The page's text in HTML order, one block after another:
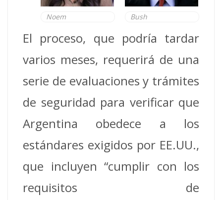
Bush
Noem
El proceso, que podría tardar
varios meses, requerirá de una
serie de evaluaciones y trámites
de seguridad para verificar que
Argentina obedece a los
estándares exigidos por EE.UU.,
que incluyen “cumplir con los
requisitos de